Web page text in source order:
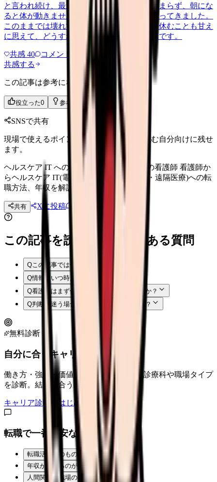
と言われ続け、最近は職場が近づくと涙が止まらず、朝にな
ると体が動きません。食事も喉を通らなくなってきました。
このままでは壊れてしまう気がします。でも休むことも甘え
に思えて、どうすればいいのか分からないんです。
共感 40 コメント
共感する
この記事は参考になりましたか？
役立った0 参考になった
SNSで共有
現場で使えるポイントを、同僚やあとで読む自分向けに残せ
ます。
ヘルスケア IT への転職｜デジタルヘルスの看護師 看護師か
らヘルスケア IT(電子カルテ・健康アプリ・遠隔医療)への転
職方法、年収を解説します。
共有 Xに投稿
この記事を読む前後によくある質問
Qこの記事では何を確認できますか？
Q情報はいつ時点のものですか？
Q看護師はまず何から確認すればよいですか？
Q判断に迷う場合はどうすればよいですか？
無料診断
自分に合うキャリアタイプは？
働き方・強み・価値観から、向いている診療科や職場タイプ
を診断。結果に合う求人も表示。
キャリア診断をはじめる
転職で一番不安なことは？
転職活動そのものが不安
年収が下がるのが怖い
人間関係・職場の雰囲気